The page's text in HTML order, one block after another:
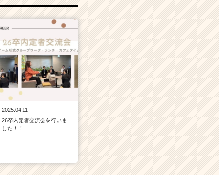
2025.04.11
26卒内定者交流会を行いま
した！！